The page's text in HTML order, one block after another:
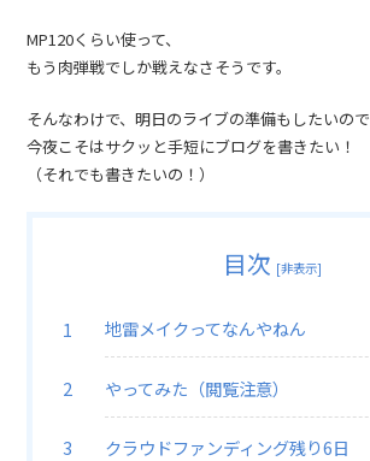
MP120くらい使って、
もう肉弾戦でしか戦えなさそうです。
そんなわけで、明日のライブの準備もしたいので
今夜こそはサクッと手短にブログを書きたい！
（それでも書きたいの！）
目次 [非表示]
地雷メイクってなんやねん
やってみた（閲覧注意）
クラウドファンディング残り6日